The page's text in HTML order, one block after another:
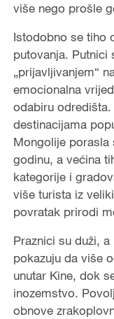
više nego prošle
Istodobno se tiho
putovanja. Putnici
„prijavljivanjem“
emocionalna
odabiru odredišta.
destinacijama
Mongolije porasla
godinu, a većina
kategorije i
više turista iz
povratak prirodi
Praznici su duži,
pokazuju da više
unutar Kine, dok
inozemstvo.
obnove